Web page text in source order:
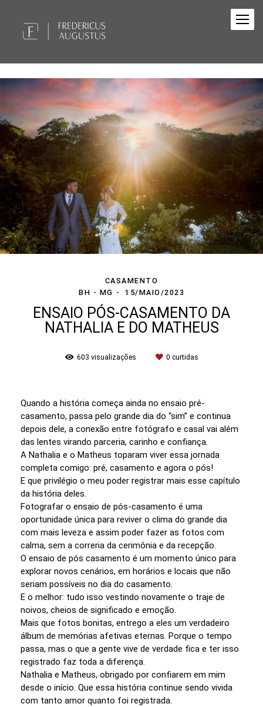
CASAMENTO
BH - MG
15/MAIO/2023
ENSAIO PÓS-CASAMENTO DA
NATHALIA E DO MATHEUS
603 visualizações 0 curtidas
Quando a história começa ainda no ensaio pré-
casamento, passa pelo grande dia do “sim” e continua
depois dele, a conexão entre fotógrafo e casal vai além
das lentes virando parceria, carinho e confiança.
A Nathalia e o Matheus toparam viver essa jornada
completa comigo: pré, casamento e agora o pós!
E que privilégio o meu poder registrar mais esse capítulo
da história deles.
Fotografar o ensaio de pós-casamento é uma
oportunidade única para reviver o clima do grande dia
com mais leveza e assim poder fazer as fotos com
calma, sem a correria da cerimônia e da recepção.
O ensaio de pós casamento é um momento único para
explorar novos cenários, em horários e locais que não
seriam possíveis no dia do casamento.
E o melhor: tudo isso vestindo novamente o traje de
noivos, cheios de significado e emoção.
Mais que fotos bonitas, entrego a eles um verdadeiro
álbum de memórias afetivas eternas. Porque o tempo
passa, mas o que a gente vive de verdade fica e ter isso
registrado faz toda a diferença.
Nathalia e Matheus, obrigado por confiarem em mim
desde o início. Que essa história continue sendo vivida
com tanto amor quanto foi registrada.